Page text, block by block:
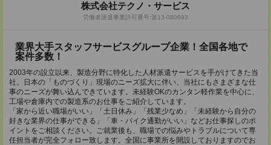
株式会社テクノ・サービス
労働者派遣事業許可番号:派13-080693
業界大手スタッフサービスグループ企業！全国各地で
案件多数！
2003年の設立以来、製造分野に特化した人材派遣サービスを手がけてきた当
社。日本の「ものづくり」現場のニーズ拡大に伴い、当社にもさまざまな仕
事のニーズが舞い込んできています。未経験OKのカンタン軽作業を中心に、
工場や倉庫内での製造系のお仕事をご紹介しています。
「家から近い職場がいい」「土日休み」「残業少なめ」「未経験から自分の
好きな業界の仕事ができる」「車・バイク通勤がいい」などお仕事探しのポ
イントをご相談ください。ご就業後も、職場での悩みやトラブルについて専
任担当者が完全フォロー致します。全国に事業所を開設しておりますのでお